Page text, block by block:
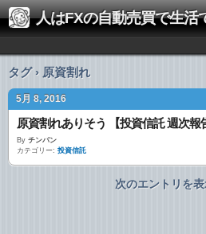
人はFXの自動売買で生活
タグ › 原資割れ
5月 8, 2016
原資割れありそう 【投資信託 週次報
By チンパン
カテゴリー: 投資信託
次のエントリを